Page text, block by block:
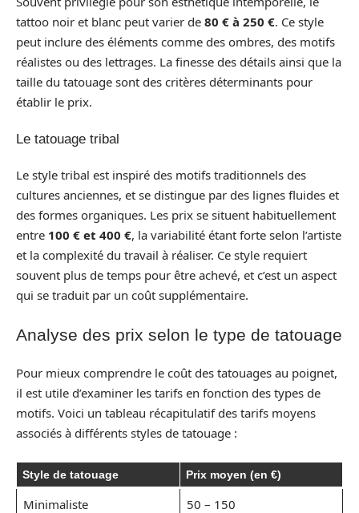
tattoo noir et blanc peut varier de 80 € à 250 €. Ce style
peut inclure des éléments comme des ombres, des motifs
réalistes ou des lettrages. La finesse des détails ainsi que la
taille du tatouage sont des critères déterminants pour
établir le prix.
Le tatouage tribal
Le style tribal est inspiré des motifs traditionnels des
cultures anciennes, et se distingue par des lignes fluides et
des formes organiques. Les prix se situent habituellement
entre 100 € et 400 €, la variabilité étant forte selon l’artiste
et la complexité du travail à réaliser. Ce style requiert
souvent plus de temps pour être achevé, et c’est un aspect
qui se traduit par un coût supplémentaire.
Analyse des prix selon le type de tatouage
Pour mieux comprendre le coût des tatouages au poignet,
il est utile d’examiner les tarifs en fonction des types de
motifs. Voici un tableau récapitulatif des tarifs moyens
associés à différents styles de tatouage :
Style de tatouage Prix moyen (en €)
Minimaliste
50 – 150